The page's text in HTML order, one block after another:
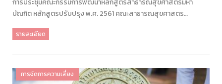
การประชุมคณะกรรมการพัฒนาหลักสูตรสาธารณสุขศาสตรมหา
บัณฑิต หลักสูตรปรับปรุง พ.ศ. 2561 คณะสาธารณสุขศาสตร…
รายละเอียด
การจัดการความเสี่ยง